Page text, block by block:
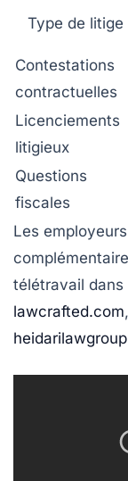
Type de litige
Contestations
contractuelles
Licenciements
litigieux
Questions
fiscales
Les
télétravail dans
lawcrafted.com,